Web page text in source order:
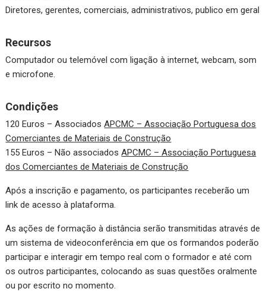
Diretores, gerentes, comerciais, administrativos, publico em geral
Recursos
Computador ou telemóvel com ligação à internet, webcam, som
e microfone.
Condições
120 Euros – AssociadosAPCMC – Associação Portuguesa dos
Comerciantes de Materiais de Construção
155 Euros – Não associadosAPCMC – Associação Portuguesa
dos Comerciantes de Materiais de Construção
Após a inscrição e pagamento, os participantes receberão um
link de acesso à plataforma.
As ações de formação à distância serão transmitidas através de
um sistema de videoconferência em que os formandos poderão
participar e interagir em tempo real com o formador e até com
os outros participantes, colocando as suas questões oralmente
ou por escrito no momento.